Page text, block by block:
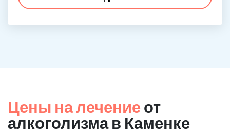
Цены на лечение от
алкоголизма в Каменке